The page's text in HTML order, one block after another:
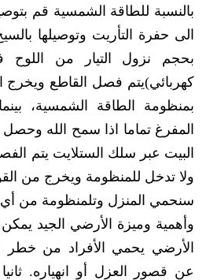
بالنسبة للطاقة الشمسية قم
الى حفرة التأريت وتوصيلها
بحجم نزول التيار من
كهربائي)يتم فصل القاطع ويخرج
بمنظومة الطاقة الشمسية،
المفرغ تماما اذا سمح الله
البيت عبر سلك الستلايت يتم
ولا تدخل للمنظومة ويخرج من
سنحمي المنزل وتلمنظومة من
وأهمية وميزة الأرضي الجيد يمكن
الأرضي يحمي الأفراد من خطر
عن قصور العزل أو انهياره.